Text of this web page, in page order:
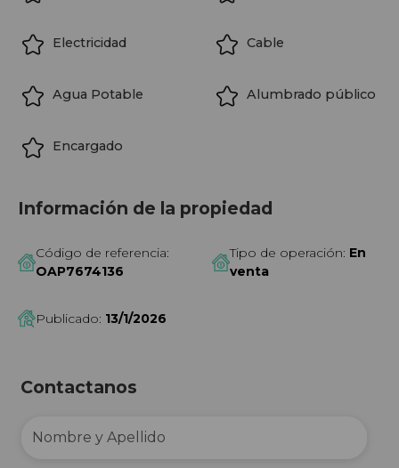
Electricidad Cable
Agua Potable Alumbrado público
Encargado
Información de la propiedad
Código de referencia:
OAP7674136
Tipo de operación: En
venta
Publicado: 13/1/2026
Contactanos